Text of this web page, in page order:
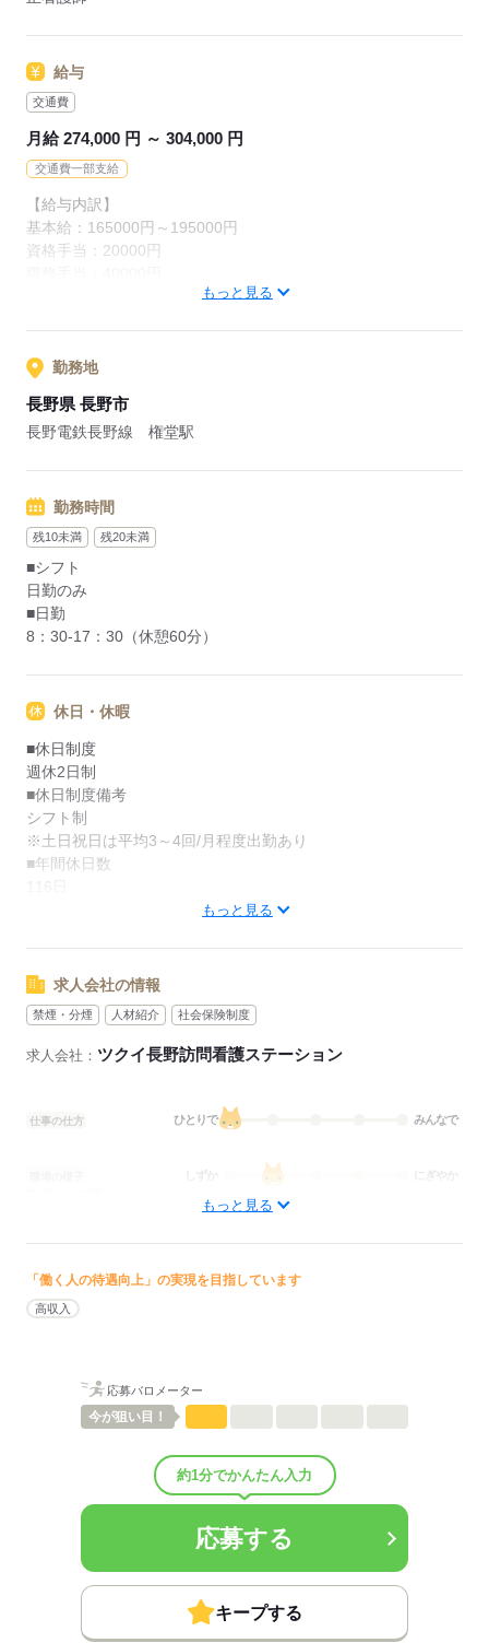
13：00：訪問（PM）
内で仕事することもあります。
17：00：片付け・明日の準備・夕礼
いてカンファレンスを開いて対応を検討したりすることもあり
ます。
17：30：退勤
給与
交通費
月給 274,000 円 ～ 304,000 円
交通費一部支給
【給与内訳】
基本給：165000円～195000円
資格手当：20000円
ライフプラン手当：3000円
※月給には上記手当を一律含みます
もっと見る
勤務地
長野県 長野市
長野電鉄長野線 権堂駅
勤務時間
残10未満 残20未満
■シフト
日勤のみ
■日勤
8：30-17：30（休憩60分）
休日・休暇
■休日制度
週休2日制
■休日制度備考
シフト制
※土日祝日は平均3～4回/月程度出勤あり
■年間休日数
応募する
もっと見る
求人会社の情報
禁煙・分煙 人材紹介 社会保険制度
求人会社： ツクイ長野訪問看護ステーション
仕事の仕方 ひとりで みんなで
にぎやか
■賞与備考：業績による
■退職金制度：有（勤続3年以上）
■退職金制度備考：
・定期健康診断
・扶養手当：配偶者1万円/満18歳未満の子5千円
・ツクイPLUS
入学祝・宿泊費用補助・ヘルスチェック補助
・副業可（社内規定有）
・個人年金など（従業員拠出）
・産前産後休業、育児休業、介護休業
・公的資格取得、自己啓発支援制度
■その他手当：
もっと見る
「働く人の待遇向上」の実現を目指しています
高収入
応募バロメーター
今が狙い目！
約1分でかんたん入力
応募する
キープする